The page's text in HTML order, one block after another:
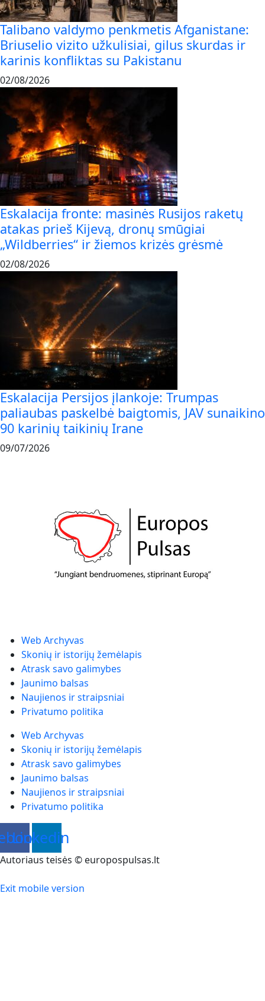
Talibano valdymo penkmetis Afganistane:
Briuselio vizito užkulisiai, gilus skurdas ir
karinis konfliktas su Pakistanu
02/08/2026
Eskalacija fronte: masinės Rusijos raketų
atakas prieš Kijevą, dronų smūgiai
„Wildberries“ ir žiemos krizės grėsmė
02/08/2026
Eskalacija Persijos įlankoje: Trumpas
paliaubas paskelbė baigtomis, JAV sunaikino
90 karinių taikinių Irane
09/07/2026
Web Archyvas
Skonių ir istorijų žemėlapis
Atrask savo galimybes
Jaunimo balsas
Naujienos ir straipsniai
Privatumo politika
Web Archyvas
Skonių ir istorijų žemėlapis
Atrask savo galimybes
Jaunimo balsas
Naujienos ir straipsniai
Privatumo politika
Linkedin
Autoriaus teisės © europospulsas.lt
Exit mobile version